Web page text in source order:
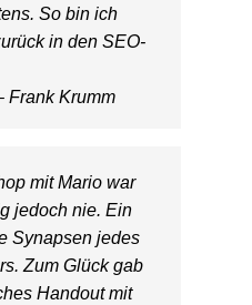
So bin ich
in den SEO-
Frank Krumm
mit Mario war
jedoch nie. Ein
Synapsen jedes
Zum Glück gab
Handout mit